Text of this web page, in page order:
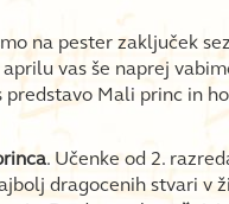
na pester zaključek
vas še naprej
Mali princ in
. Učenke od 2.
dragocenih stvari v